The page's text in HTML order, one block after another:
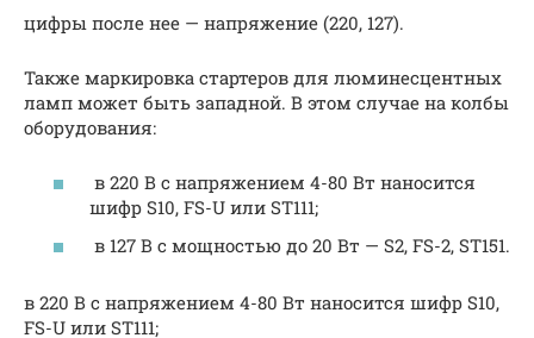
цифры после нее — напряжение (220, 127).
Также маркировка стартеров для люминесцентных
ламп может быть западной. В этом случае на колбы
оборудования:
в 220 В с напряжением 4-80 Вт наносится
шифр S10, FS-U или ST111;
в 127 В с мощностью до 20 Вт — S2, FS-2, ST151.
в 220 В с напряжением 4-80 Вт наносится шифр S10,
FS-U или ST111;